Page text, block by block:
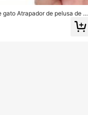
Atrapador de pelusa de m